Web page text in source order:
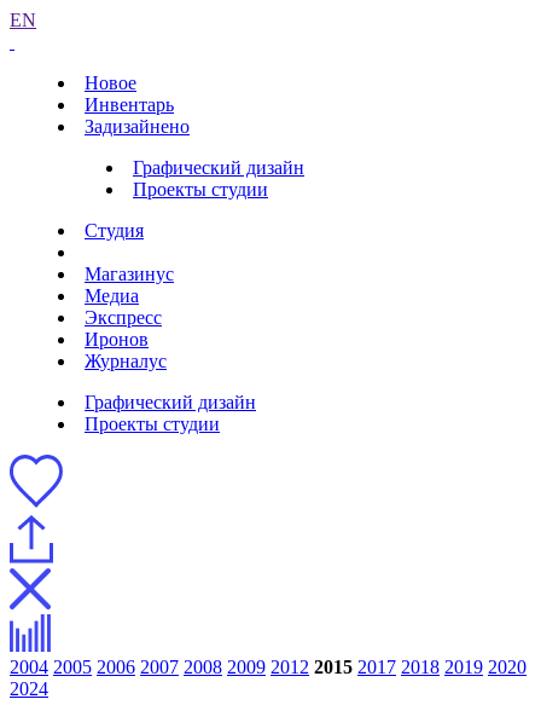
EN
Новое
Инвентарь
Задизайнено
Графический дизайн
Проекты студии
Студия
Магазинус
Медиа
Экспресс
Иронов
Журналус
Графический дизайн
Проекты студии
2004 2005 2006 2007 2008 2009 2012 2015 2017 2018 2019 2020
2024